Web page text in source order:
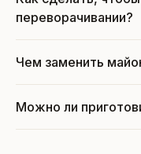
переворачивании?
Чем заменить
Можно ли